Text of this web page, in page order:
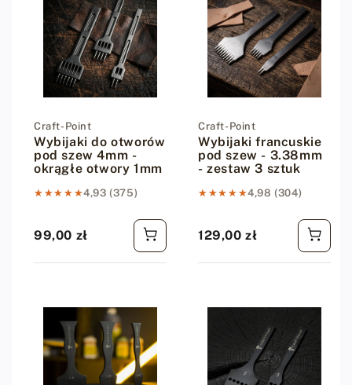
Dostawca:
Craft-Point
Wybijaki do otworów
pod szew 4mm -
okrągłe otwory 1mm
★★★★★
★★★★★4,93 (375)
Cena regularna
99,00 zł
Dostawca:
Craft-Point
Wybijaki francuskie
pod szew - 3.38mm
- zestaw 3 sztuk
★★★★★
★★★★★4,98 (304)
Cena regularna
129,00 zł